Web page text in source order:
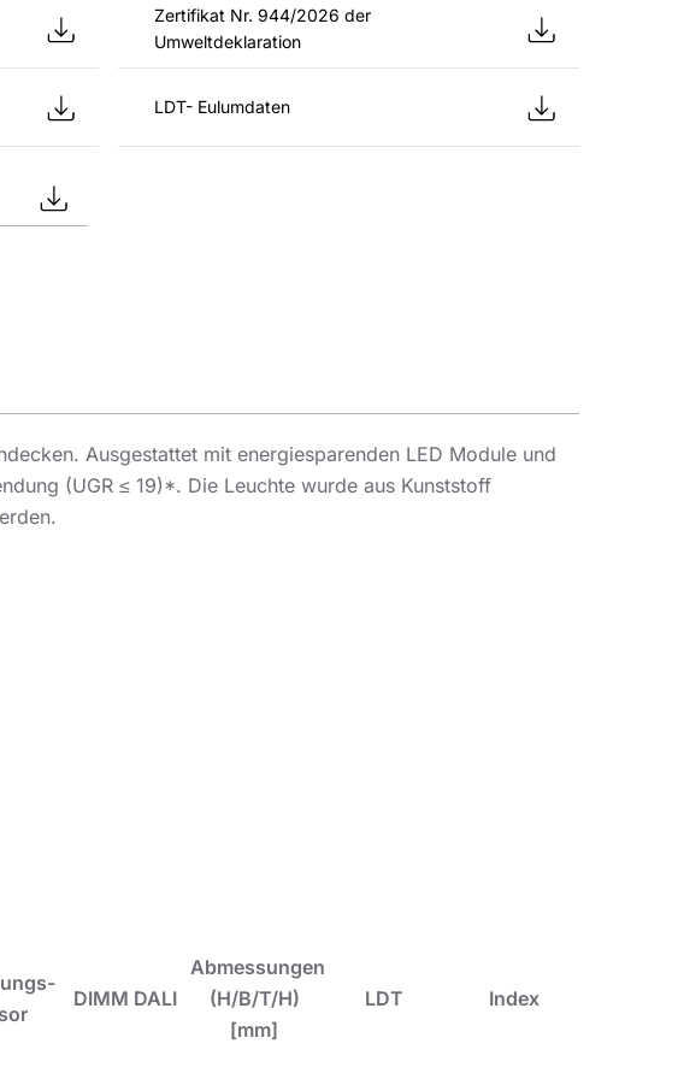
Zertifikat Nr. 944/2026 der
Umweltdeklaration
LDT- Eulumdaten
Ausgestattet mit energiesparenden LED Module und
(UGR ≤ 19)*. Die Leuchte wurde aus Kunststoff
DIMM DALI
Abmessungen
(H/B/T/H)
[mm]
LDT Index